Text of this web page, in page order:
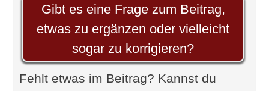
Gibt es eine Frage zum Beitrag,
etwas zu ergänzen oder vielleicht
sogar zu korrigieren?
Fehlt etwas im Beitrag? Kannst du